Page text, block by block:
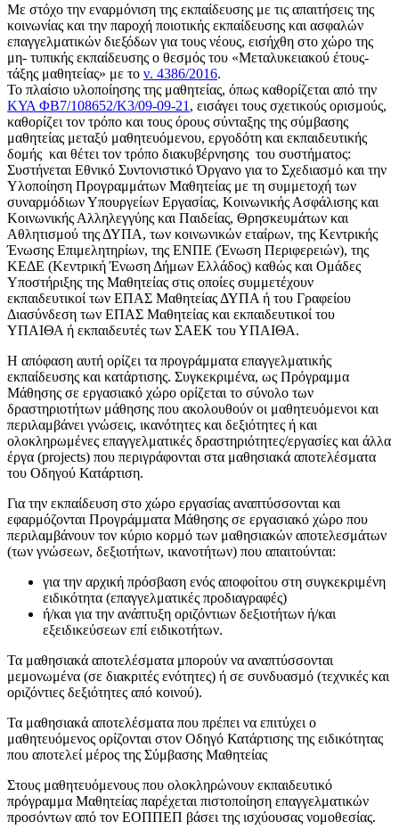
Με στόχο την εναρμόνιση της εκπαίδευσης με τις απαιτήσεις της
κοινωνίας και την παροχή ποιοτικής εκπαίδευσης και ασφαλών
επαγγελματικών διεξόδων για τους νέους, εισήχθη στο χώρο της
μη- τυπικής εκπαίδευσης ο θεσμός του «Μεταλυκειακού έτους-
τάξης μαθητείας» με το ν. 4386/2016.
Το πλαίσιο υλοποίησης της μαθητείας, όπως καθορίζεται από την
ΚΥΑ ΦΒ7/108652/Κ3/09-09-21 , εισάγει τους σχετικούς ορισμούς,
καθορίζει τον τρόπο και τους όρους σύνταξης της σύμβασης
μαθητείας μεταξύ μαθητευόμενου, εργοδότη και εκπαιδευτικής
δομής και θέτει τον τρόπο διακυβέρνησης του συστήματος:
Συστήνεται Εθνικό Συντονιστικό Όργανο για το Σχεδιασμό και την
Υλοποίηση Προγραμμάτων Μαθητείας με τη συμμετοχή των
συναρμόδιων Υπουργείων Εργασίας, Κοινωνικής Ασφάλισης και
Κοινωνικής Αλληλεγγύης και Παιδείας, Θρησκευμάτων και
Αθλητισμού της ΔΥΠΑ, των κοινωνικών εταίρων, της Κεντρικής
Ένωσης Επιμελητηρίων, της ΕΝΠΕ (Ένωση Περιφερειών), της
ΚΕΔΕ (Κεντρική Ένωση Δήμων Ελλάδος) καθώς και Ομάδες
Υποστήριξης της Μαθητείας στις οποίες συμμετέχουν
εκπαιδευτικοί των ΕΠΑΣ Μαθητείας ΔΥΠΑ ή του Γραφείου
Διασύνδεση των ΕΠΑΣ Μαθητείας και εκπαιδευτικοί του
ΥΠΑΙΘΑ ή εκπαιδευτές των ΣΑΕΚ του ΥΠΑΙΘΑ.
Η απόφαση αυτή ορίζει τα προγράμματα επαγγελματικής
εκπαίδευσης και κατάρτισης. Συγκεκριμένα, ως Πρόγραμμα
Μάθησης σε εργασιακό χώρο ορίζεται το σύνολο των
δραστηριοτήτων μάθησης που ακολουθούν οι μαθητευόμενοι και
περιλαμβάνει γνώσεις, ικανότητες και δεξιότητες ή και
ολοκληρωμένες επαγγελματικές δραστηριότητες/εργασίες και άλλα
έργα (projects) που περιγράφονται στα μαθησιακά αποτελέσματα
του Οδηγού Κατάρτιση.
Για την εκπαίδευση στο χώρο εργασίας αναπτύσσονται και
εφαρμόζονται Προγράμματα Μάθησης σε εργασιακό χώρο που
περιλαμβάνουν τον κύριο κορμό των μαθησιακών αποτελεσμάτων
(των γνώσεων, δεξιοτήτων, ικανοτήτων) που απαιτούνται:
για την αρχική πρόσβαση ενός αποφοίτου στη συγκεκριμένη
ειδικότητα (επαγγελματικές προδιαγραφές)
ή/και για την ανάπτυξη οριζόντιων δεξιοτήτων ή/και
εξειδικεύσεων επί ειδικοτήτων.
Τα μαθησιακά αποτελέσματα μπορούν να αναπτύσσονται
μεμονωμένα (σε διακριτές ενότητες) ή σε συνδυασμό (τεχνικές και
οριζόντιες δεξιότητες από κοινού).
Τα μαθησιακά αποτελέσματα που πρέπει να επιτύχει ο
μαθητευόμενος ορίζονται στον Οδηγό Κατάρτισης της ειδικότητας
που αποτελεί μέρος της Σύμβασης Μαθητείας
Στους μαθητευόμενους που ολοκληρώνουν εκπαιδευτικό
πρόγραμμα Μαθητείας παρέχεται πιστοποίηση επαγγελματικών
προσόντων από τον ΕΟΠΠΕΠ βάσει της ισχύουσας νομοθεσίας.